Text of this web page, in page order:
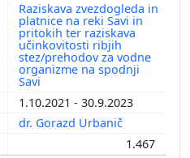
Raziskava zvezdogleda in
platnice na reki Savi in
pritokih ter raziskava
učinkovitosti ribjih
stez/prehodov za vodne
organizme na spodnji
Savi
1.10.2021 - 30.9.2023
dr. Gorazd Urbanič
1.467